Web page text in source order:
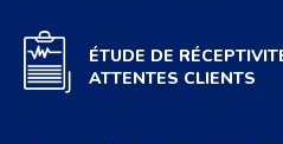
ÉTUDE DE
ATTENTES CLIENTS